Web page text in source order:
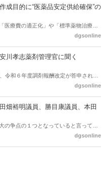
に関わる政策に広く・深く関わってき
界の期待には熱いものがある。不透明
障害者サービスのトリプル改定等へ
裏返しといってもいいだろう。本稿で
成目的に“医薬品安定供給確保”の
医療費の適正化」や「標準薬物治療の
が多かった地域フォーミュラリの作
10月22日に開かれた「日本フォーミュ
供給確保への強い要望があったことを
PPI３成分について銘柄を含めて選定
dgsonline
川孝志薬剤管理官に聞く
令和６年度調剤報酬改定が答申され
局医療課・薬剤管理官の安川孝志氏
dgsonline
畑裕明議員、勝目康議員、本田
の争点の１つとなっていると言っても
あり方だ。特に与党では、政府関係者
dgsonline